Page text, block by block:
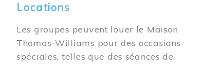
Locations
Les groupes peuvent louer le Maison
Thomas-Williams pour des occasions
spéciales, telles que des séances de